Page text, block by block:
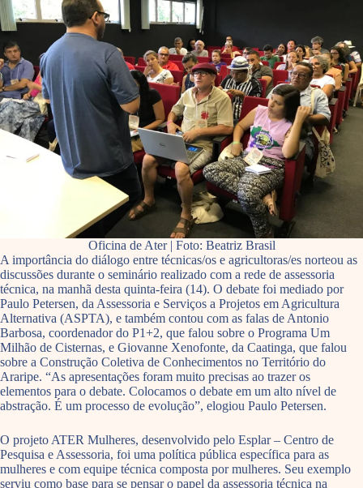
Oficina de Ater | Foto: Beatriz Brasil
A importância do diálogo entre técnicas/os e agricultoras/es norteou as
discussões durante o seminário realizado com a rede de assessoria
técnica, na manhã desta quinta-feira (14). O debate foi mediado por
Paulo Petersen, da Assessoria e Serviços a Projetos em Agricultura
Alternativa (ASPTA), e também contou com as falas de Antonio
Barbosa, coordenador do P1+2, que falou sobre o Programa Um
Milhão de Cisternas, e Giovanne Xenofonte, da Caatinga, que falou
sobre a Construção Coletiva de Conhecimentos no Território do
Araripe. “As apresentações foram muito precisas ao trazer os
elementos para o debate. Colocamos o debate em um alto nível de
abstração. É um processo de evolução”, elogiou Paulo Petersen.
O projeto ATER Mulheres, desenvolvido pelo Esplar – Centro de
Pesquisa e Assessoria, foi uma política pública específica para as
mulheres e com equipe técnica composta por mulheres. Seu exemplo
serviu como base para se pensar o papel da assessoria técnica na